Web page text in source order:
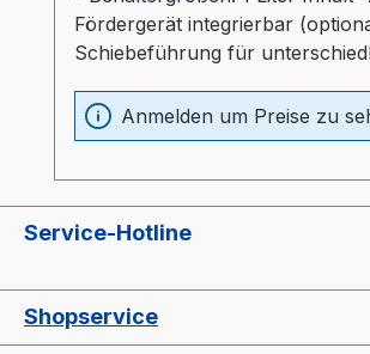
Fördergerät integrierbar
Schiebeführung für
Materialbehälter und Heizung
wärmeisoliert (20mm)-
Materialbehälter aus Edelstahl
Luftverteiler" wie bei großen
Auslaßschieber- Sichtfenster-
Anmelden um Preise zu
Service-Hotline
Shopservice